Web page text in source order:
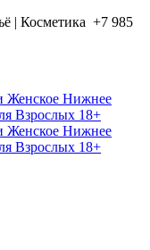
| Косметика +7 985